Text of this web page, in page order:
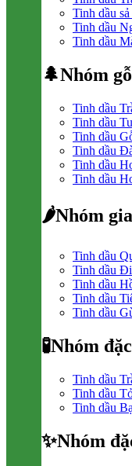
Tinh dầu sả
Tinh dầu
Tinh dầu
🌲Nhóm
Tinh dầu
Tinh dầu
Tinh dầu
Tinh dầu
Tinh dầu
Tinh dầu
🌶Nhóm
Tinh dầu
Tinh dầu
Tinh dầu
Tinh dầu
Tinh dầu
🧪Nhóm
Tinh dầu
Tinh dầu
Tinh dầu
✨Nhóm